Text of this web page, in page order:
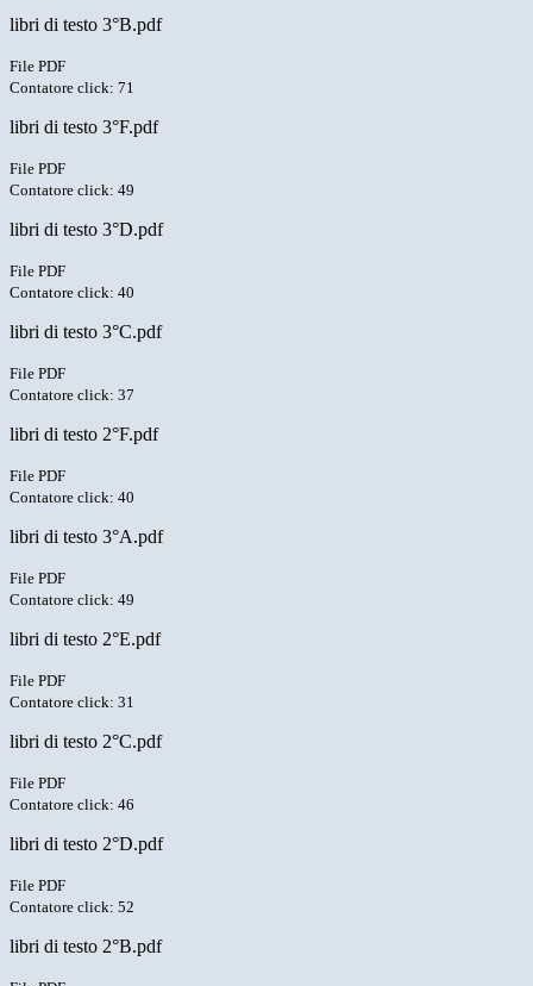
libri di testo 3°B.pdf
File PDF
Contatore click: 71
libri di testo 3°F.pdf
File PDF
Contatore click: 49
libri di testo 3°D.pdf
File PDF
Contatore click: 40
libri di testo 3°C.pdf
File PDF
Contatore click: 37
libri di testo 2°F.pdf
File PDF
Contatore click: 40
libri di testo 3°A.pdf
File PDF
Contatore click: 49
libri di testo 2°E.pdf
File PDF
Contatore click: 31
libri di testo 2°C.pdf
File PDF
Contatore click: 46
libri di testo 2°D.pdf
File PDF
Contatore click: 52
libri di testo 2°B.pdf